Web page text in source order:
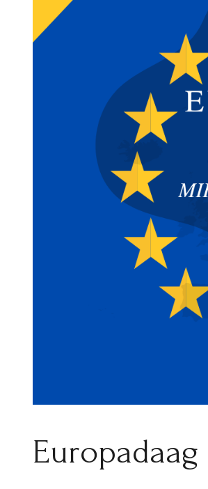
Europadaag